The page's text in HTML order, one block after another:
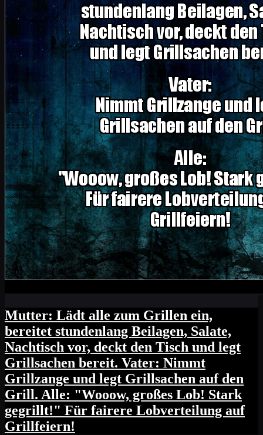
Mutter: Lädt alle zum Grillen ein,
bereitet stundenlang Beilagen, Salate,
Nachtisch vor, deckt den Tisch und legt
Grillsachen bereit. Vater: Nimmt
Grillzange und legt Grillsachen auf den
Grill. Alle: "Wooow, großes Lob! Stark
gegrillt!" Für fairere Lobverteilung auf
Grillfeiern!